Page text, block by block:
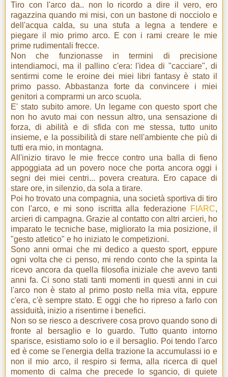
Tiro con l'arco da.. non lo ricordo a dire il vero, ero
ragazzina quando mi misi, con un bastone di nocciolo e
dell'acqua calda, su una stufa a legna a tendere e
piegare il mio primo arco. E con i rami creare le mie
prime rudimentali frecce.
Non che funzionasse in termini di precisione
intendiamoci, ma il pallino c'era: l'idea di "cacciare", di
sentirmi come le eroine dei miei libri fantasy è stato il
primo passo. Abbastanza forte da convincere i miei
genitori a comprarmi un arco scuola.
E' stato subito amore. Un legame con questo sport che
non ho avuto mai con nessun altro, una sensazione di
forza, di abilità e di sfida con me stessa, tutto unito
insieme, e la possibilità di stare nell'ambiente che più di
tutti era mio, in montagna.
All'inizio tiravo le mie frecce contro una balla di fieno
appoggiata ad un povero noce che porta ancora oggi i
segni dei miei centri... povera creatura. Ero capace di
stare ore, in silenzio, da sola a tirare.
Poi ho trovato una compagnia, una società sportiva di tiro
con l'arco, e mi sono iscritta alla federazione FIARC,
arcieri di campagna. Grazie al contatto con altri arcieri, ho
imparato le tecniche base, migliorato la mia posizione, il
"gesto atletico" e ho iniziato le competizioni.
Sono anni ormai che mi dedico a questo sport, eppure
ogni volta che ci penso, mi rendo conto che la spinta la
ricevo ancora da quella filosofia iniziale che avevo tanti
anni fa. Ci sono stati tanti momenti in questi anni in cui
l'arco non è stato al primo posto nella mia vita, eppure
c'era, c'è sempre stato. E oggi che ho ripreso a farlo con
assiduità, inizio a risentirne i benefici.
Non so se riesco a descrivere cosa provo quando sono di
fronte al bersaglio e lo guardo. Tutto quanto intorno
sparisce, esistiamo solo io e il bersaglio. Poi tendo l'arco
ed è come se l'energia della trazione la accumulassi io e
non il mio arco, il respiro si ferma, alla ricerca di quel
momento di calma che precede lo sgancio, di quiete